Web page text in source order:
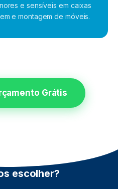
e sensíveis em caixas
e montagem de móveis.
Grátis
escolher?